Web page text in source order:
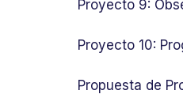
Proyecto 9:
Proyecto 10:
Propuesta de